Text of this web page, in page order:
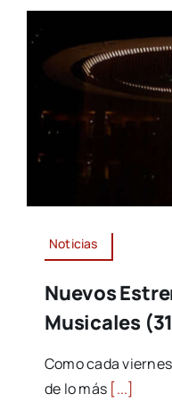
Noticias
Nuevos
Musicales
Como cada
de lo más [...]